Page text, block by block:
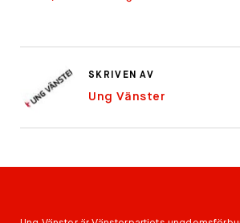
SKRIVEN AV
Ung Vänster